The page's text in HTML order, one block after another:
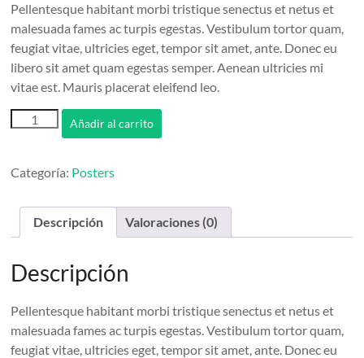
original
era:
$15.00.
actual
es:
$12.00.
Pellentesque habitant morbi tristique senectus et netus et
malesuada fames ac turpis egestas. Vestibulum tortor quam,
feugiat vitae, ultricies eget, tempor sit amet, ante. Donec eu
libero sit amet quam egestas semper. Aenean ultricies mi
vitae est. Mauris placerat eleifend leo.
Premium
Quality
Añadir al carrito
Categoría: Posters
Descripción Valoraciones (0)
Descripción
Pellentesque habitant morbi tristique senectus et netus et
malesuada fames ac turpis egestas. Vestibulum tortor quam,
feugiat vitae, ultricies eget, tempor sit amet, ante. Donec eu